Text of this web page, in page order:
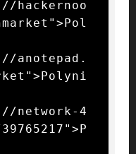
hackernoo
anotepad.
network-4